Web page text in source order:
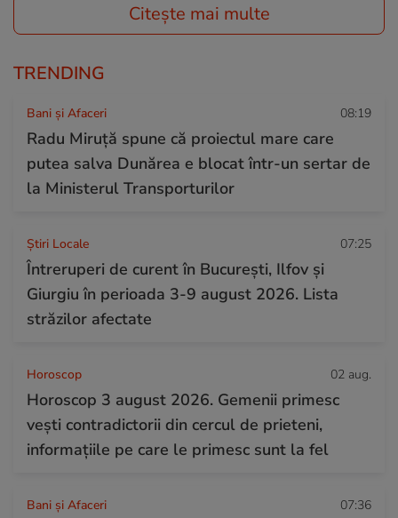
Citește mai multe
TRENDING
Bani și Afaceri 08:19
Radu Miruță spune că proiectul mare care
putea salva Dunărea e blocat într-un sertar de
la Ministerul Transporturilor
Știri Locale 07:25
Întreruperi de curent în București, Ilfov și
Giurgiu în perioada 3-9 august 2026. Lista
străzilor afectate
Horoscop 02 aug.
Horoscop 3 august 2026. Gemenii primesc
vești contradictorii din cercul de prieteni,
informațiile pe care le primesc sunt la fel
Bani și Afaceri 07:36